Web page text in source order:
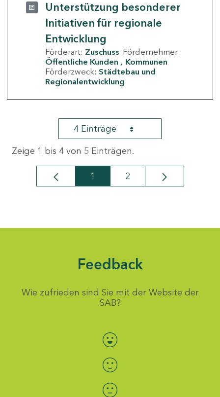
Unterstützung besonderer
Initiativen für regionale
Entwicklung
Förderart: Zuschuss Fördernehmer:
Öffentliche Kunden
Kommunen
Förderzweck: Städtebau und
Regionalentwicklung
4 Einträge
Zeige 1 bis 4 von 5 Einträgen.
Seite
1 Seite
2
Feedback
Wie zufrieden sind Sie mit der Website der
SAB?
Bewertung auswählen